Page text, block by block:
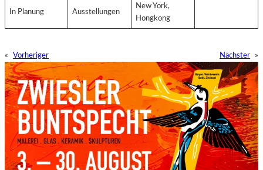
In Planung Ausstellungen
New York,
Hongkong
« Vorheriger Nächster »